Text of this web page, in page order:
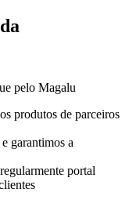
pelo Magalu
produtos de parceiros
garantimos a
portal